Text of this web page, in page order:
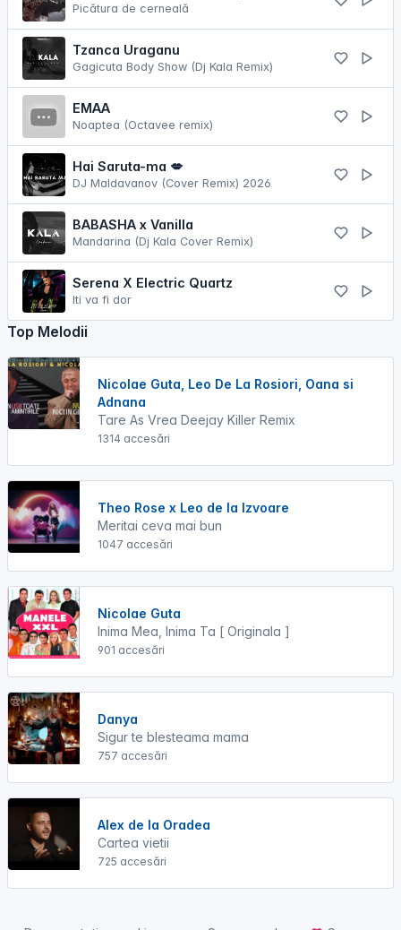
Picătura de cerneală
Tzanca Uraganu
Gagicuta Body Show (Dj Kala Remix)
EMAA
Noaptea (Octavee remix)
Hai Saruta-ma 💋
DJ Maldavanov (Cover Remix) 2026
BABASHA x Vanilla
Mandarina (Dj Kala Cover Remix)
Serena X Electric Quartz
Iti va fi dor
Top Melodii
Nicolae Guta, Leo De La Rosiori, Oana si
Adnana
Tare As Vrea Deejay Killer Remix
1314 accesări
Theo Rose x Leo de la Izvoare
Meritai ceva mai bun
1047 accesări
Nicolae Guta
Inima Mea, Inima Ta [ Originala ]
901 accesări
Danya
Sigur te blesteama mama
757 accesări
Alex de la Oradea
Cartea vietii
725 accesări